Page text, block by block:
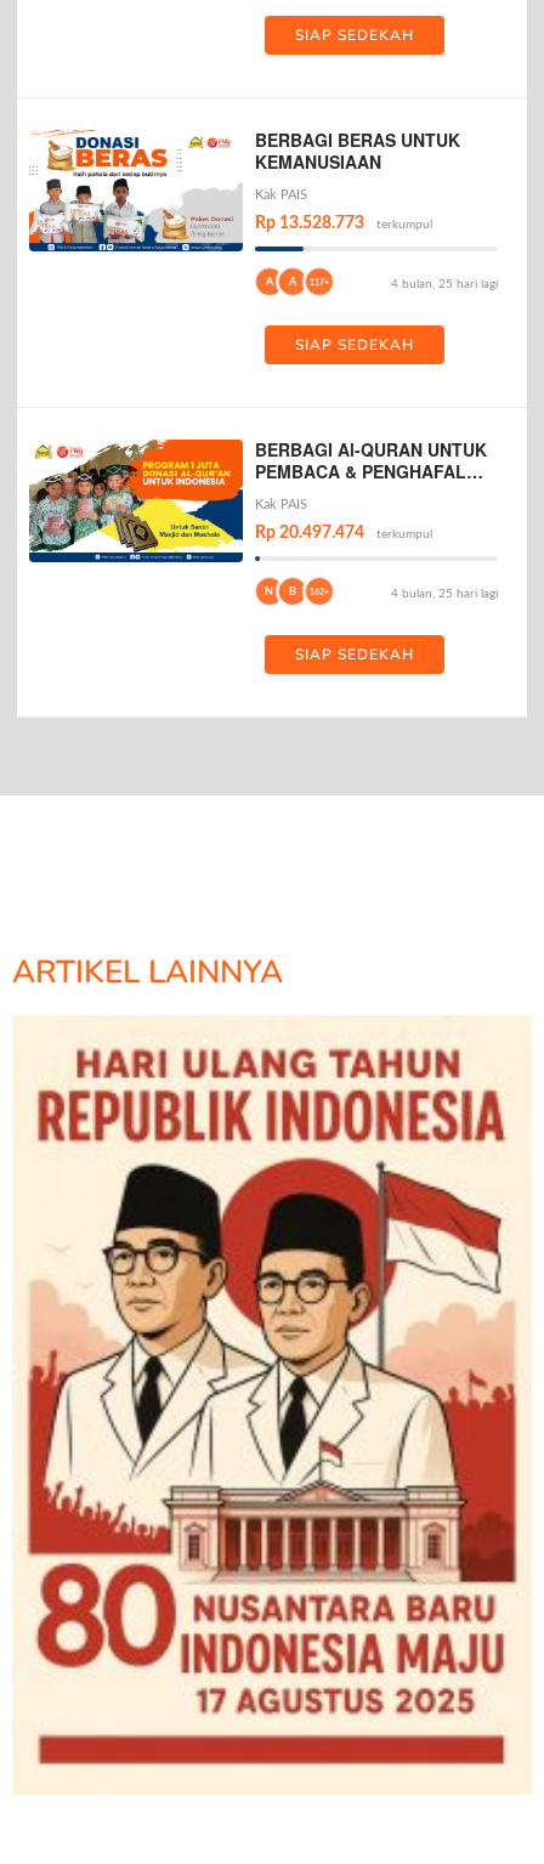
SIAP SEDEKAH
BERBAGI BERAS UNTUK
KEMANUSIAAN
Kak PAIS
Rp 13.528.773 terkumpul
A A 117+ 4 bulan, 25 hari lagi
SIAP SEDEKAH
BERBAGI Al-QURAN UNTUK
PEMBACA & PENGHAFAL
AL-QURAN
Kak PAIS
Rp 20.497.474 terkumpul
N B 162+ 4 bulan, 25 hari lagi
SIAP SEDEKAH
ARTIKEL LAINNYA